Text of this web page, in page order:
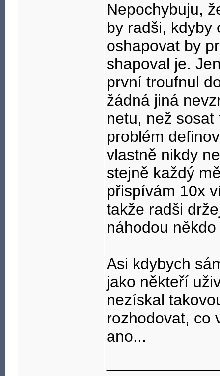
Nepochybuju,
by radši, kdyby
oshapovat by
shapoval je.
první troufnul
žádná jiná
netu, než
problém
vlastně nikdy
stejně každý
přispívám 10x
takže radši
náhodou
Asi kdybych
jako někteří
nezískal
rozhodovat, co
ano...